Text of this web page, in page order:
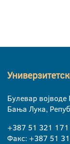
Булевар војводе
Бања Лука,
+387 51 321 171
Факс: +387 51